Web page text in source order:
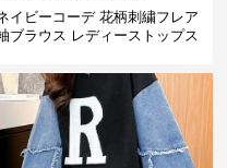
イビーコーデ 花柄刺繍フレア
ブラウス レディーストップス